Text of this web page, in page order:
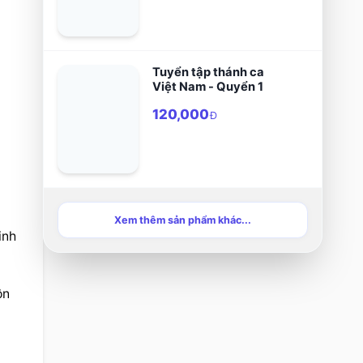
Tuyển tập thánh ca
Việt Nam - Quyển 1
120,000Đ
Xem thêm sản phẩm khác...